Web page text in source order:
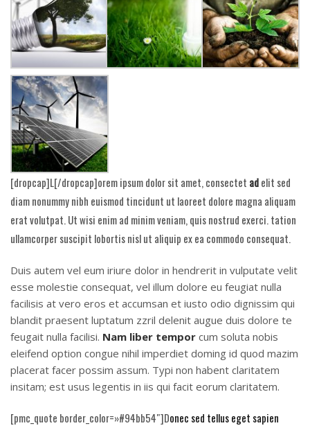
[dropcap]L[/dropcap]orem ipsum dolor sit amet, consectet adelit sed
diam nonummy nibh euismod tincidunt ut laoreet dolore magna aliquam
erat volutpat. Ut wisi enim ad minim veniam, quis nostrud exerci. tation
ullamcorper suscipit lobortis nisl ut aliquip ex ea commodo consequat.
Duis autem vel eum iriure dolor in hendrerit in vulputate velit
esse molestie consequat, vel illum dolore eu feugiat nulla
facilisis at vero eros et accumsan et iusto odio dignissim qui
blandit praesent luptatum zzril delenit augue duis dolore te
feugait nulla facilisi. Nam liber tempor cum soluta nobis
eleifend option congue nihil imperdiet doming id quod mazim
placerat facer possim assum. Typi non habent claritatem
insitam; est usus legentis in iis qui facit eorum claritatem.
[pmc_quote border_color=»#94bb54″]Donec sed tellus eget sapien